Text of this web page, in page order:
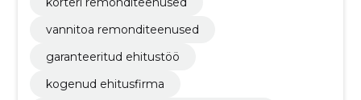
vannitoa remonditeenused
garanteeritud ehitustöö
kogenud ehitusfirma